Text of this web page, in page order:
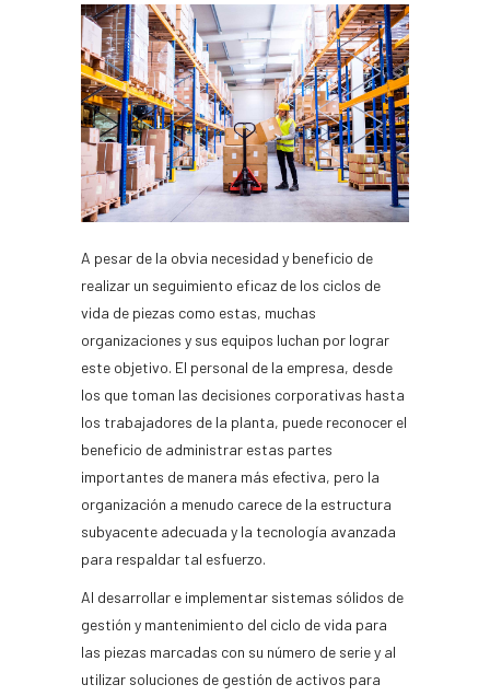
A pesar de la obvia necesidad y beneficio de
realizar un seguimiento eficaz de los ciclos de
vida de piezas como estas, muchas
organizaciones y sus equipos luchan por lograr
este objetivo. El personal de la empresa, desde
los que toman las decisiones corporativas hasta
los trabajadores de la planta, puede reconocer el
beneficio de administrar estas partes
importantes de manera más efectiva, pero la
organización a menudo carece de la estructura
subyacente adecuada y la tecnología avanzada
para respaldar tal esfuerzo.
Al desarrollar e implementar sistemas sólidos de
gestión y mantenimiento del ciclo de vida para
las piezas marcadas con su número de serie y al
utilizar soluciones de gestión de activos para